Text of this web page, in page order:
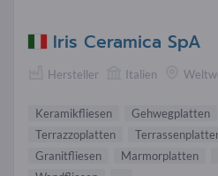
Iris Ceramica SpA
Hersteller Italien
Keramikfliesen
Gehwegplatten
Terrazzoplatten
Granitfliesen
Marmorplatten